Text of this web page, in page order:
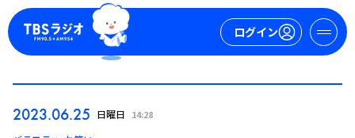
ログイン
2023.06.25 日曜日 14:28